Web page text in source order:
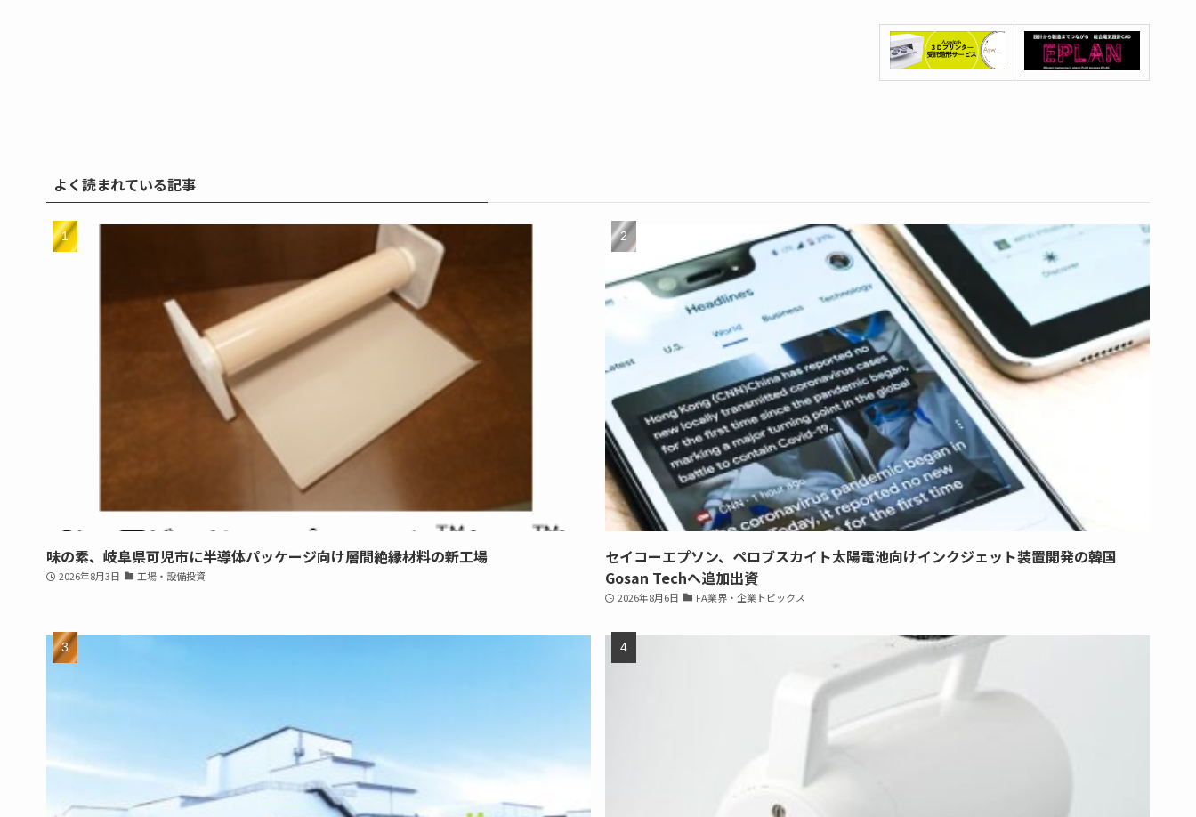
よく読まれている記事
味の素、岐阜県可児市に半導体パッケージ向け層間絶縁材料の新工場
2026年8月3日 工場・設備投資
セイコーエプソン、ペロブスカイト太陽電池向けインクジェット装置開発の韓国
Gosan Techへ追加出資
2026年8月6日 FA業界・企業トピックス